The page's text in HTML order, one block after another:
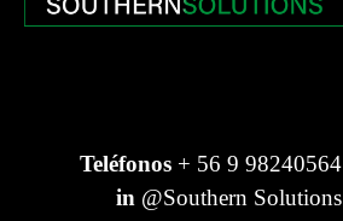
Teléfonos + 56 9 98240564
in @Southern Solutions